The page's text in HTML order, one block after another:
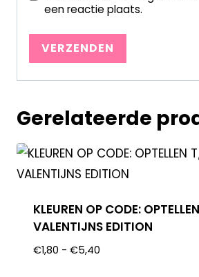
een reactie plaats.
Gerelateerde
KLEUREN OP CODE:
VALENTIJNS EDITION
€1,80 - €5,40